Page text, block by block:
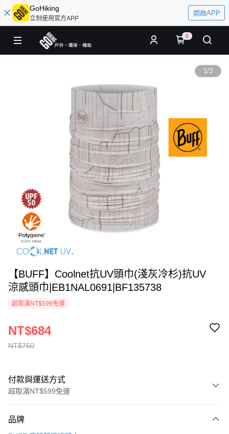
GoHiking
立刻使用官方APP
開啟APP
0
1/3
【BUFF】Coolnet抗UV頭巾(淺灰冷杉)抗UV
涼感頭巾|EB1NAL0691|BF135738
超取滿NT$599免運
NT$760
NT$684
付款與運送方式
超取滿NT$599免運
信用卡一次付款
品牌